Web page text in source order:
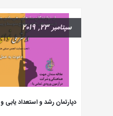
سپتامبر 23, 2019
دپارتمان رشد و استعداد یابی